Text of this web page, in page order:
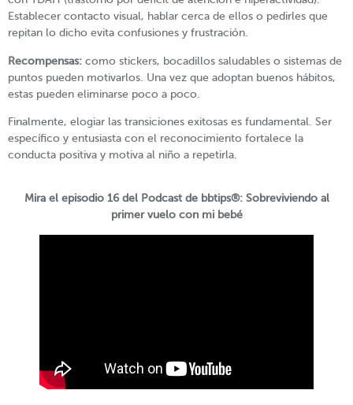
Establecer contacto visual, hablar cerca de ellos o pedirles que
repitan lo dicho evita confusiones y frustración.
Recompensas: como stickers, bocadillos saludables o sistemas de
puntos pueden motivarlos. Una vez que adoptan buenos hábitos,
estas pueden eliminarse poco a poco.
Finalmente, elogiar las transiciones exitosas es fundamental. Ser
específico y entusiasta con el reconocimiento fortalece la
conducta positiva y motiva al niño a repetirla.
Mira el episodio 16 del Podcast de bbtips®: Sobreviviendo al
primer vuelo con mi bebé